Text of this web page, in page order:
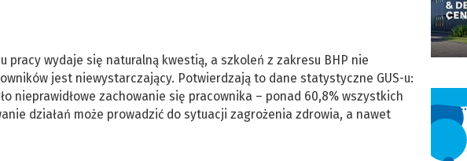
pracy wydaje się naturalną kwestią, a szkoleń z zakresu BHP nie
jest niewystarczający. Potwierdzają to dane statystyczne GUS-u:
nieprawidłowe zachowanie się pracownika – ponad 60,8% wszystkich
działań może prowadzić do sytuacji zagrożenia zdrowia, a nawet